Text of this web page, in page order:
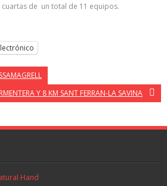
de un total de 11 equipos.
Y 8 KM SANT FERRAN-LA SAVINA